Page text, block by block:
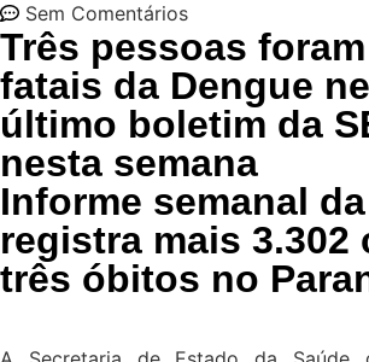
Sem Comentários
Três pessoas
fatais da Dengue
último boletim da
nesta semana
Informe semanal
registra mais 3.302
três óbitos no